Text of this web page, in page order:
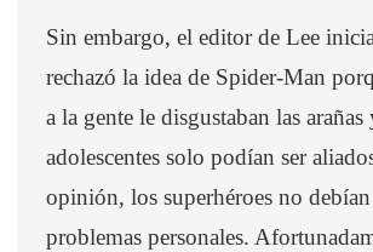
Sin embargo, el editor de Lee
rechazó la idea de Spider-Man
a la gente le disgustaban las
adolescentes solo podían ser
opinión, los superhéroes no
problemas personales.